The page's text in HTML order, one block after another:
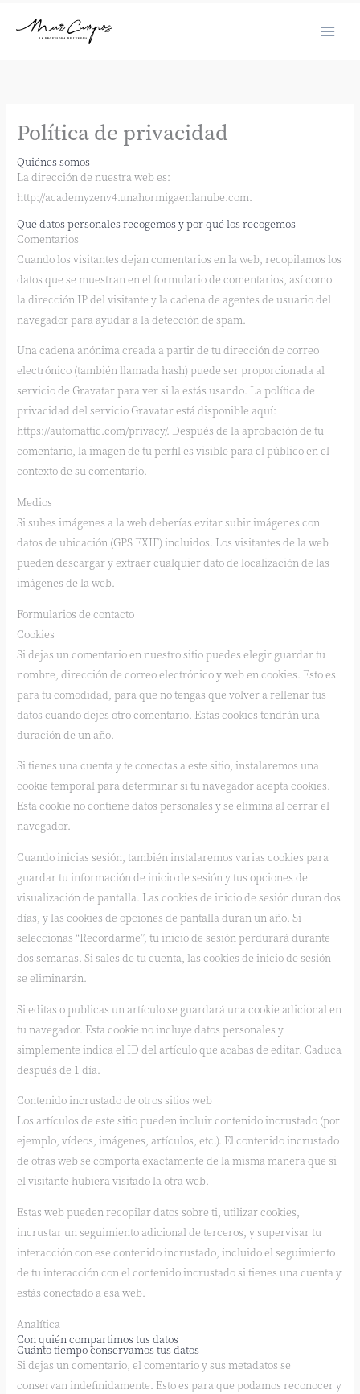
Política de privacidad
Quiénes somos
La dirección de nuestra web es:
http://academyzenv4.unahormigaenlanube.com.
Qué datos personales recogemos y por qué los recogemos
Comentarios
Cuando los visitantes dejan comentarios en la web, recopilamos los
datos que se muestran en el formulario de comentarios, así como
la dirección IP del visitante y la cadena de agentes de usuario del
navegador para ayudar a la detección de spam.
Una cadena anónima creada a partir de tu dirección de correo
electrónico (también llamada hash) puede ser proporcionada al
servicio de Gravatar para ver si la estás usando. La política de
privacidad del servicio Gravatar está disponible aquí:
https://automattic.com/privacy/. Después de la aprobación de tu
comentario, la imagen de tu perfil es visible para el público en el
contexto de su comentario.
Medios
Si subes imágenes a la web deberías evitar subir imágenes con
datos de ubicación (GPS EXIF) incluidos. Los visitantes de la web
pueden descargar y extraer cualquier dato de localización de las
imágenes de la web.
Formularios de contacto
Cookies
Si dejas un comentario en nuestro sitio puedes elegir guardar tu
nombre, dirección de correo electrónico y web en cookies. Esto es
para tu comodidad, para que no tengas que volver a rellenar tus
datos cuando dejes otro comentario. Estas cookies tendrán una
duración de un año.
Si tienes una cuenta y te conectas a este sitio, instalaremos una
cookie temporal para determinar si tu navegador acepta cookies.
Esta cookie no contiene datos personales y se elimina al cerrar el
navegador.
Cuando inicias sesión, también instalaremos varias cookies para
guardar tu información de inicio de sesión y tus opciones de
visualización de pantalla. Las cookies de inicio de sesión duran dos
días, y las cookies de opciones de pantalla duran un año. Si
seleccionas “Recordarme”, tu inicio de sesión perdurará durante
dos semanas. Si sales de tu cuenta, las cookies de inicio de sesión
se eliminarán.
Si editas o publicas un artículo se guardará una cookie adicional en
tu navegador. Esta cookie no incluye datos personales y
simplemente indica el ID del artículo que acabas de editar. Caduca
después de 1 día.
Contenido incrustado de otros sitios web
Los artículos de este sitio pueden incluir contenido incrustado (por
ejemplo, vídeos, imágenes, artículos, etc.). El contenido incrustado
de otras web se comporta exactamente de la misma manera que si
el visitante hubiera visitado la otra web.
Estas web pueden recopilar datos sobre ti, utilizar cookies,
incrustar un seguimiento adicional de terceros, y supervisar tu
interacción con ese contenido incrustado, incluido el seguimiento
de tu interacción con el contenido incrustado si tienes una cuenta y
estás conectado a esa web.
Analítica
Con quién compartimos tus datos
Cuánto tiempo conservamos tus datos
Si dejas un comentario, el comentario y sus metadatos se
conservan indefinidamente. Esto es para que podamos reconocer y